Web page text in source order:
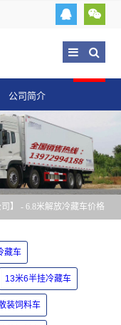
公司简介
】 - 6.8米解放冷藏车价格
藏车
13米6半挂冷藏车
装饲料车